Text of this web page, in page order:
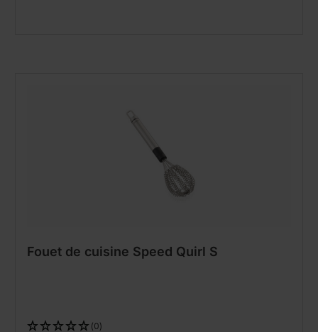
Fouet de cuisine Speed Quirl S
(0)